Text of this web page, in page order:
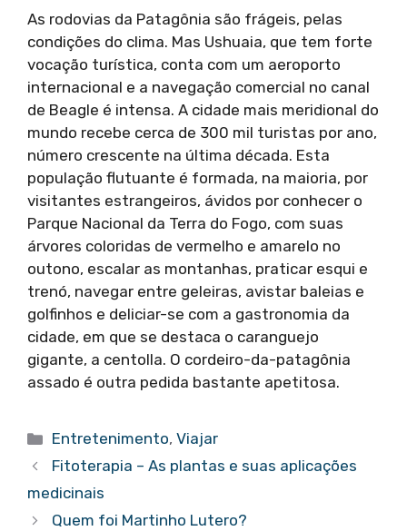
As rodovias da Patagônia são frágeis, pelas
condições do clima. Mas Ushuaia, que tem forte
vocação turística, conta com um aeroporto
internacional e a navegação comercial no canal
de Beagle é intensa. A cidade mais meridional do
mundo recebe cerca de 300 mil turistas por ano,
número crescente na última década. Esta
população flutuante é formada, na maioria, por
visitantes estrangeiros, ávidos por conhecer o
Parque Nacional da Terra do Fogo, com suas
árvores coloridas de vermelho e amarelo no
outono, escalar as montanhas, praticar esqui e
trenó, navegar entre geleiras, avistar baleias e
golfinhos e deliciar-se com a gastronomia da
cidade, em que se destaca o caranguejo
gigante, a centolla. O cordeiro-da-patagônia
assado é outra pedida bastante apetitosa.
Categorias
Entretenimento,Viajar
Fitoterapia – As plantas e suas aplicações
medicinais
Quem foi Martinho Lutero?